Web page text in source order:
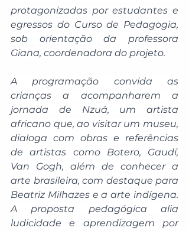
protagonizadas por estudantes e
egressos do Curso de Pedagogia,
sob orientação da professora
Giana, coordenadora do projeto.
A programação convida as
crianças a acompanharem a
jornada de Nzuá, um artista
africano que, ao visitar um museu,
dialoga com obras e referências
de artistas como Botero, Gaudí,
Van Gogh, além de conhecer a
arte brasileira, com destaque para
Beatriz Milhazes e a arte indígena.
A proposta pedagógica alia
ludicidade e aprendizagem por